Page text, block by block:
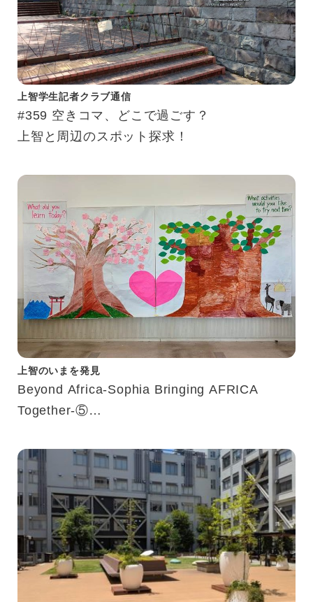
上智学生記者クラブ通信
#359 空きコマ、どこで過ごす？
上智と周辺のスポット探求！
上智のいまを発見
Beyond Africa-Sophia Bringing AFRICA
Together-⑤